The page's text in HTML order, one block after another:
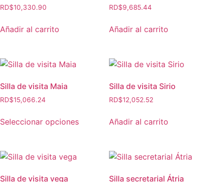
RD$10,330.90
Añadir al carrito
RD$9,685.44
Añadir al carrito
Silla de visita Maia
RD$15,066.24
Seleccionar opciones
Silla de visita Sirio
RD$12,052.52
Añadir al carrito
Silla de visita vega Silla secretarial Átria